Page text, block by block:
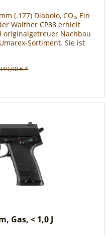
(.177) Diabolo, CO₂, Ein
Walther CP88 erhielt
Nachbau
Sortiment. Sie ist
Leistung...
€ *
Gas, < 1,0 J